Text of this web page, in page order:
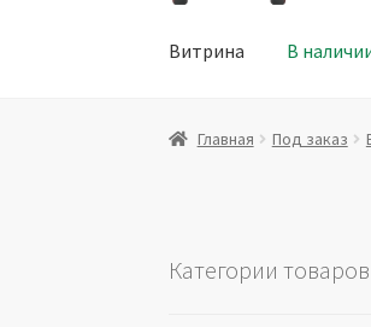
Витрина В
Главная Витрина Мой
Главная Под заказ
Категории товаров